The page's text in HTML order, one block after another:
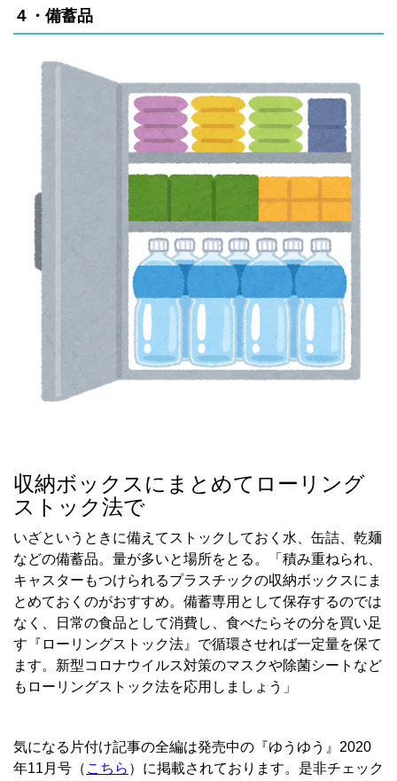
４・備蓄品
収納ボックスにまとめてローリング
ストック法で
いざというときに備えてストックしておく水、缶詰、乾麺
などの備蓄品。量が多いと場所をとる。「積み重ねられ、
キャスターもつけられるプラスチックの収納ボックスにま
とめておくのがおすすめ。備蓄専用として保存するのでは
なく、日常の食品として消費し、食べたらその分を買い足
す『ローリングストック法』で循環させれば一定量を保て
ます。新型コロナウイルス対策のマスクや除菌シートなど
もローリングストック法を応用しましょう」
気になる片付け記事の全編は発売中の『ゆうゆう』2020
年11月号（ こちら ）に掲載されております。是非チェック